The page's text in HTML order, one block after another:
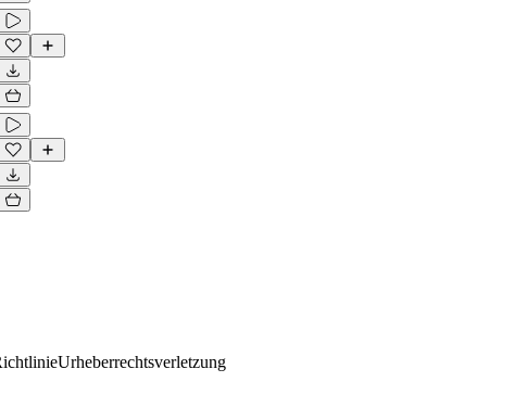
Urheberrechtsverletzung